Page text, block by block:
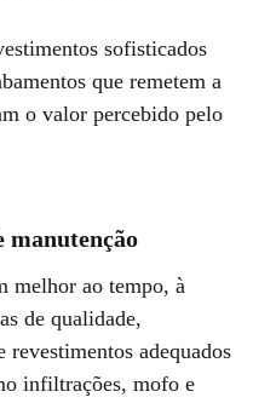
sofisticados
que remetem a
o valor percebido pelo
manutenção
melhor ao tempo, à
de qualidade,
adequados
infiltrações, mofo e